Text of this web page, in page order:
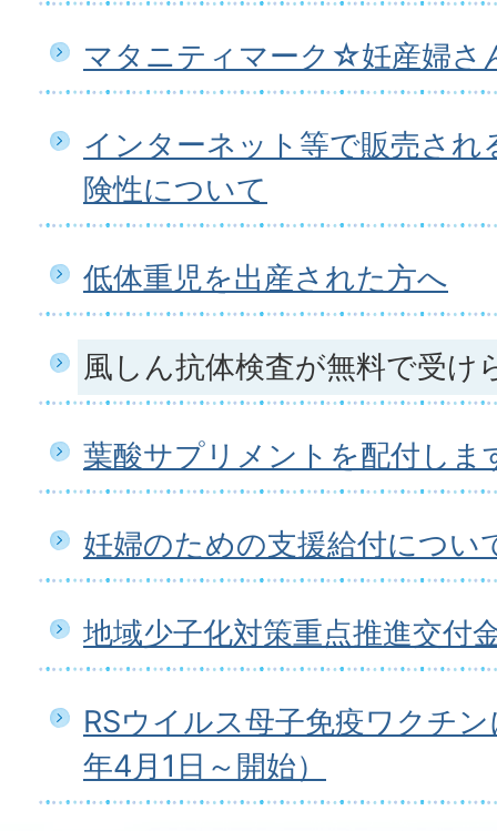
マタニティマーク☆妊産婦さ
インターネット等で販売され
険性について
低体重児を出産された方へ
風しん抗体検査が無料で受け
葉酸サプリメントを配付しま
妊婦のための支援給付につい
地域少子化対策重点推進交付
RSウイルス母子免疫ワクチ
年4月1日～開始）